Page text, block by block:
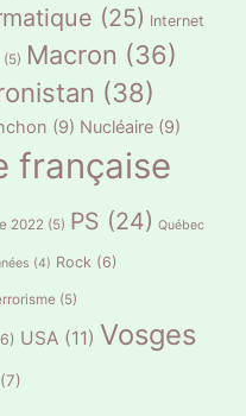
(25) Internet
(5) Macron (36)
(38)
(9) Nucléaire (9)
française
2022 (5) PS (24) Québec
(4) Rock (6)
(5)
USA (11) Vosges
(7)